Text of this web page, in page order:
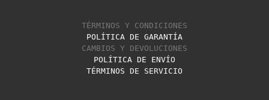
TÉRMINOS Y CONDICIONES
POLÍTICA DE GARANTÍA
CAMBIOS Y DEVOLUCIONES
POLÍTICA DE ENVÍO
TÉRMINOS DE SERVICIO